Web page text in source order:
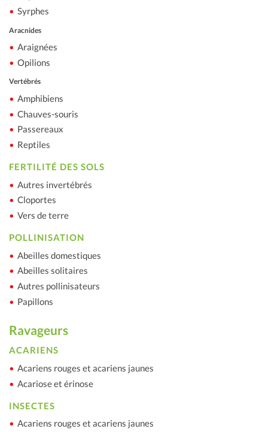
Syrphes
Aracnides
Araignées
Opilions
Vertébrés
Amphibiens
Chauves-souris
Passereaux
Reptiles
FERTILITÉ DES SOLS
Autres invertébrés
Cloportes
Vers de terre
POLLINISATION
Abeilles domestiques
Abeilles solitaires
Autres pollinisateurs
Papillons
Ravageurs
ACARIENS
Acariens rouges et acariens jaunes
Acariose et érinose
INSECTES
Acariens rouges et acariens jaunes